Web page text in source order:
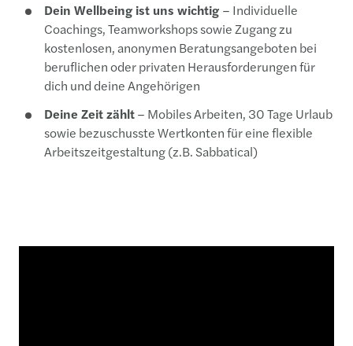
Dein Wellbeing ist uns wichtig – Individuelle
Coachings, Teamworkshops sowie Zugang zu
kostenlosen, anonymen Beratungsangeboten bei
beruflichen oder privaten Herausforderungen für
dich und deine Angehörigen
Deine Zeit zählt– Mobiles Arbeiten, 30 Tage Urlaub
sowie bezuschusste Wertkonten für eine flexible
Arbeitszeitgestaltung (z.B. Sabbatical)